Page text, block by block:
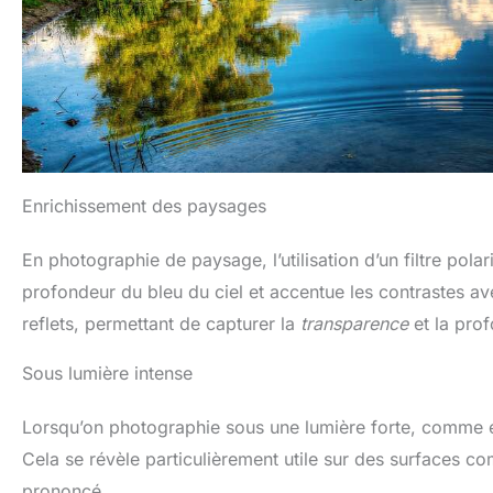
fournis. K&F CONCEPT is
the world's No.1 brand in
terms of lens filter online
sales volume among
camera-accessory-
focused brands. (K&F
CONCEPT est la marque
d'accessoires de
photographie N°1 en
filtres de l'objectif sur
ligne au monde) Source:
Euromonitor, 2024 data.
Enrichissement des paysages
En photographie de paysage, l’utilisation d’un filtre
profondeur du bleu du ciel et accentue les contrastes
reflets, permettant de capturer la transparenceet la
Sous lumière intense
Lorsqu’on photographie sous une lumière forte,
Cela se révèle particulièrement utile sur des surfaces